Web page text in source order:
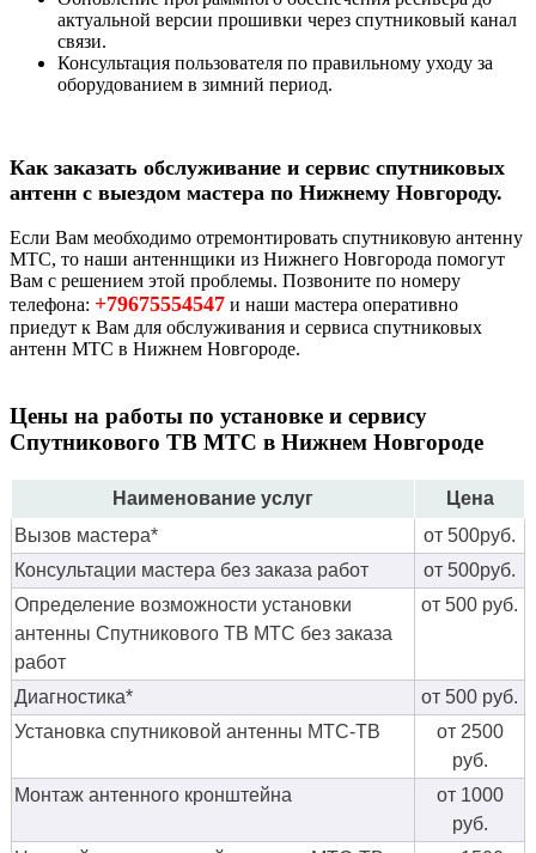
актуальной версии прошивки через спутниковый канал
связи.
Консультация пользователя по правильному уходу за
оборудованием в зимний период.
Как заказать обслуживание и сервис спутниковых
антенн с выездом мастера по Нижнему Новгороду.
Если Вам меобходимо отремонтировать спутниковую антенну
МТС, то наши антеннщики из Нижнего Новгорода помогут
Вам с решением этой проблемы. Позвоните по номеру
телефона: +79675554547 и наши мастера оперативно
приедут к Вам для обслуживания и сервиса спутниковых
антенн МТС в Нижнем Новгороде.
Цены на работы по установке и сервису
Спутникового ТВ МТС в Нижнем Новгороде
Наименование услуг
Цена
Вызов мастера*
от 500руб.
Консультации мастера без заказа работ
от 500руб.
Определение возможности установки
антенны Спутникового ТВ МТС без заказа
работ
от 500 руб.
Диагностика*
от 500 руб.
Установка спутниковой антенны МТС-ТВ
от 2500
руб.
Монтаж антенного кронштейна
от 1000
руб.